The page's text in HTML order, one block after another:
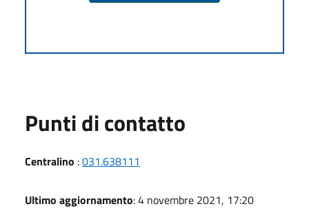
Punti di contatto
Centralino :031.638111
Ultimo aggiornamento: 4 novembre 2021, 17:20